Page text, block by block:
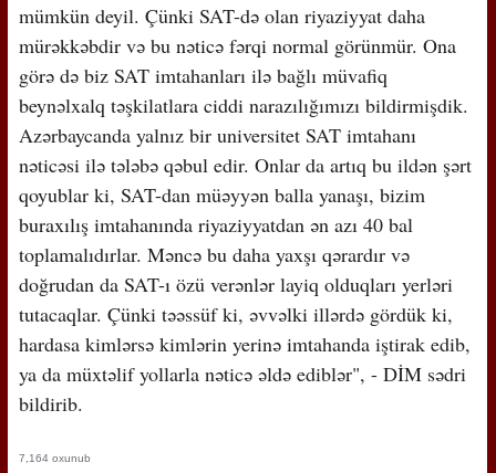
mümkün deyil. Çünki SAT-də olan riyaziyyat daha
mürəkkəbdir və bu nəticə fərqi normal görünmür. Ona
görə də biz SAT imtahanları ilə bağlı müvafiq
beynəlxalq təşkilatlara ciddi narazılığımızı bildirmişdik.
Azərbaycanda yalnız bir universitet SAT imtahanı
nəticəsi ilə tələbə qəbul edir. Onlar da artıq bu ildən şərt
qoyublar ki, SAT-dan müəyyən balla yanaşı, bizim
buraxılış imtahanında riyaziyyatdan ən azı 40 bal
toplamalıdırlar. Məncə bu daha yaxşı qərardır və
doğrudan da SAT-ı özü verənlər layiq olduqları yerləri
tutacaqlar. Çünki təəssüf ki, əvvəlki illərdə gördük ki,
hardasa kimlərsə kimlərin yerinə imtahanda iştirak edib,
ya da müxtəlif yollarla nəticə əldə ediblər", - DİM sədri
bildirib.
7,164 oxunub